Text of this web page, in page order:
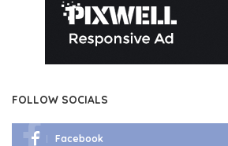
FOLLOW SOCIALS
Facebook